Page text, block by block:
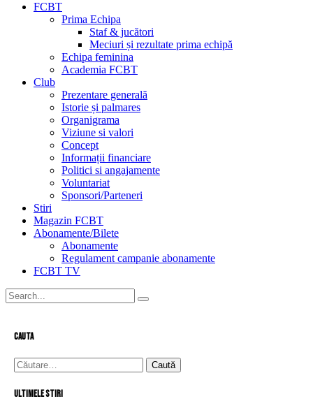
FCBT
Prima Echipa
Staf & jucători
Meciuri și rezultate prima echipă
Echipa feminina
Academia FCBT
Club
Prezentare generală
Istorie și palmares
Organigrama
Viziune si valori
Concept
Informații financiare
Politici si angajamente
Voluntariat
Sponsori/Parteneri
Stiri
Magazin FCBT
Abonamente/Bilete
Abonamente
Regulament campanie abonamente
FCBT TV
cauta
Caută
după:
Ultimele stiri